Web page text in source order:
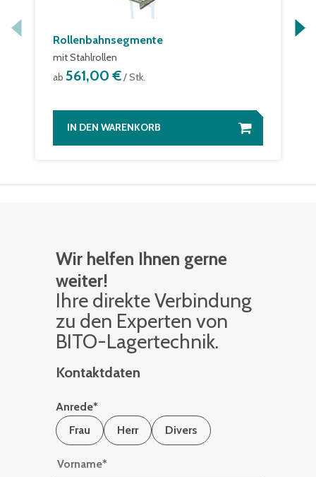
Rollenbahnsegmente
mit Stahlrollen
ab 561,00 €/ Stk.
IN DEN WARENKORB
Wir helfen Ihnen gerne
weiter!
Ihre di­rek­te Ver­bin­dung
zu den Ex­per­ten von
BITO-La­ger­tech­nik.
Kontaktdaten
Anrede*
Frau
Herr Divers
Vorname*